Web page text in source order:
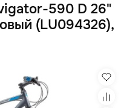
590 D 26"
(LU094326),